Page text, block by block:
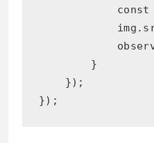
        }
    });
});